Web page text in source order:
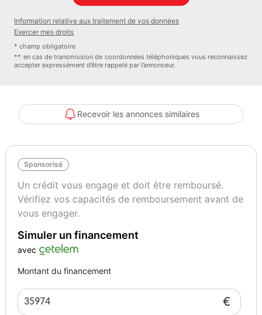
réglage lombaires pneumatique conducteur et passager. Les sièges
AV chauffants
- Régulateur de vitesse adaptatif et Pack Détection trafic AR Avec
l'Adaptive Cruise Control Stop & Go. Le Pack Détection Trafic AR
- Teinte Caisse nacrée
Gris
145
Vignette Crit’Air
Garantie mécanique
Information relative aux traitement de vos données
Exercer mes droits
* champ obligatoire
** en cas de transmission de coordonnées téléphoniques vous reconnaissez
accepter expressément d’être rappelé par l’annonceur.
Recevoir les annonces similaires
Sponsorisé
Un crédit vous engage et doit être remboursé.
Vérifiez vos capacités de remboursement avant de
vous engager.
Simuler un financement
avec
Montant du financement
€